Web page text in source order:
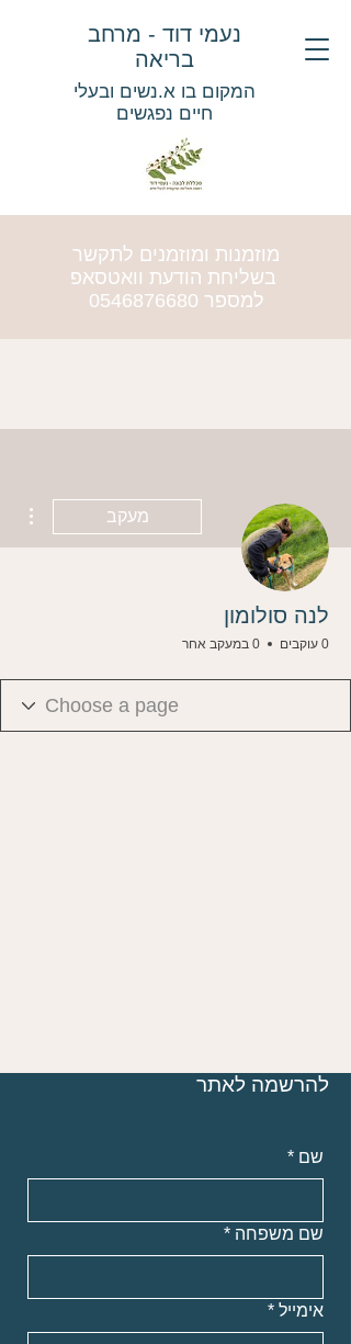
נעמי דוד - מרחב
בריאה
המקום בו א.נשים ובעלי
חיים נפגשים
מוזמנות ומוזמנים לתקשר
בשליחת הודעת וואטסאפ
למספר 0546876680
מעקב
לנה סולומון
0 עוקבים 0 במעקב אחר
להרשמה לאתר
שם *
שם משפחה *
אימייל *